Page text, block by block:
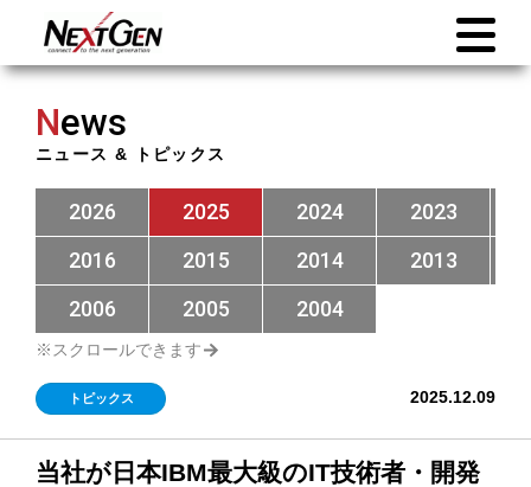
News
ニュース & トピックス
2026 2025 2024 2023
2016
2015 2014 2013
2006
2005 2004
トピックス 2025.12.09
当社が日本IBM最大級のIT技術者・開発